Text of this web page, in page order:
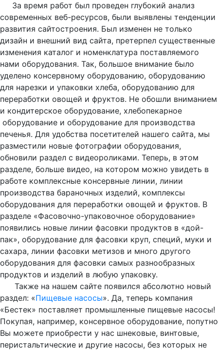
За время работ был проведен глубокий анализ
современных веб-ресурсов, были выявлены тенденции
развития сайтостроения. Был изменен не только
дизайн и внешний вид сайта, претерпел существенные
изменения каталог и номенклатура поставляемого
нами оборудования. Так, большое внимание было
уделено консервному оборудованию, оборудованию
для нарезки и упаковки хлеба, оборудованию для
переработки овощей и фруктов. Не обошли вниманием
и кондитерское оборудование, хлебопекарное
оборудование и оборудование для производства
печенья. Для удобства посетителей нашего сайта, мы
разместили новые фотографии оборудования,
обновили раздел с видеороликами. Теперь, в этом
разделе, больше видео, на котором можно увидеть в
работе комплексные консервные линии, линии
производства бараночных изделий, комплексы
оборудования для переработки овощей и фруктов. В
разделе «Фасовочно-упаковочное оборудование»
появились новые линии фасовки продуктов в «дой-
пак», оборудование для фасовки круп, специй, муки и
сахара, линии фасовки метизов и много другого
оборудования для фасовки самых разнообразных
продуктов и изделий в любую упаковку.
Также на нашем сайте появился абсолютно новый
раздел: «Пищевые насосы». Да, теперь компания
«Бестек» поставляет промышленные пищевые насосы!
Покупая, например, консервное оборудование, попутно
Вы можете приобрести у нас шнековые, винтовые,
перистальтические и другие насосы, без которых не